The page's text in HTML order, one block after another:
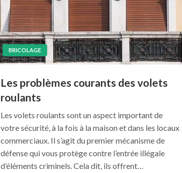
BRICOLAGE
Les problèmes courants des volets
roulants
Les volets roulants sont un aspect important de
votre sécurité, à la fois à la maison et dans les locaux
commerciaux. Il s’agit du premier mécanisme de
défense qui vous protège contre l’entrée illégale
d’éléments criminels. Cela dit, ils offrent…